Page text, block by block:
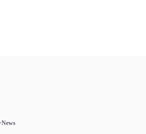
News